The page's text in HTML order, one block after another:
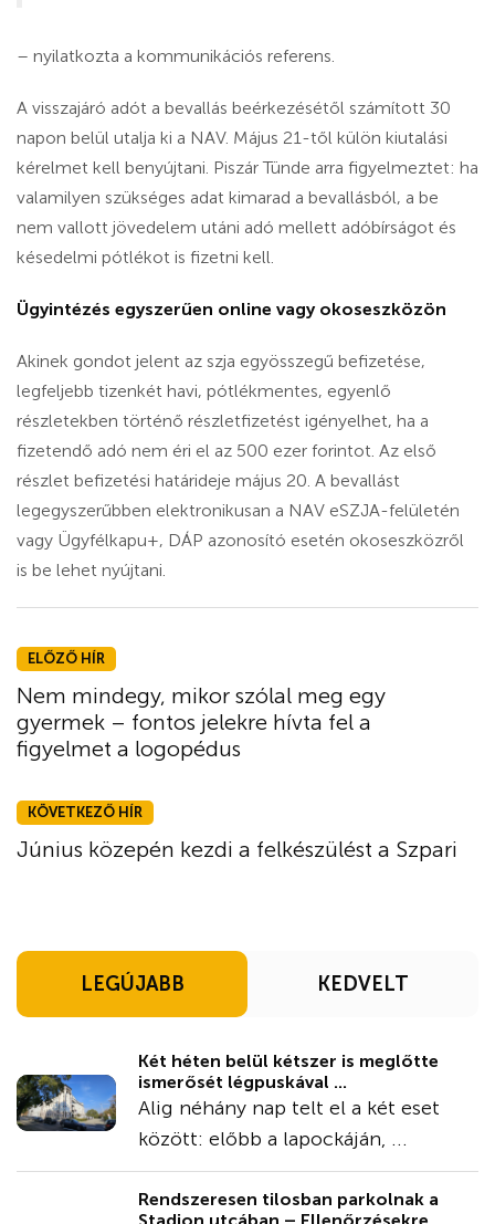
– nyilatkozta a kommunikációs referens.
A visszajáró adót a bevallás beérkezésétől számított 30
napon belül utalja ki a NAV. Május 21-től külön kiutalási
kérelmet kell benyújtani. Piszár Tünde arra figyelmeztet: ha
valamilyen szükséges adat kimarad a bevallásból, a be
nem vallott jövedelem utáni adó mellett adóbírságot és
késedelmi pótlékot is fizetni kell.
Ügyintézés egyszerűen online vagy okoseszközön
Akinek gondot jelent az szja egyösszegű befizetése,
legfeljebb tizenkét havi, pótlékmentes, egyenlő
részletekben történő részletfizetést igényelhet, ha a
fizetendő adó nem éri el az 500 ezer forintot. Az első
részlet befizetési határideje május 20. A bevallást
legegyszerűbben elektronikusan a NAV eSZJA-felületén
vagy Ügyfélkapu+, DÁP azonosító esetén okoseszközről
is be lehet nyújtani.
ELŐZŐ HÍR
Nem mindegy, mikor szólal meg egy
gyermek – fontos jelekre hívta fel a
figyelmet a logopédus
KÖVETKEZŐ HÍR
Június közepén kezdi a felkészülést a Szpari
LEGÚJABB KEDVELT
Két héten belül kétszer is meglőtte
ismerősét légpuskával ...
Alig néhány nap telt el a két eset
között: előbb a lapockáján, ...
Rendszeresen tilosban parkolnak a